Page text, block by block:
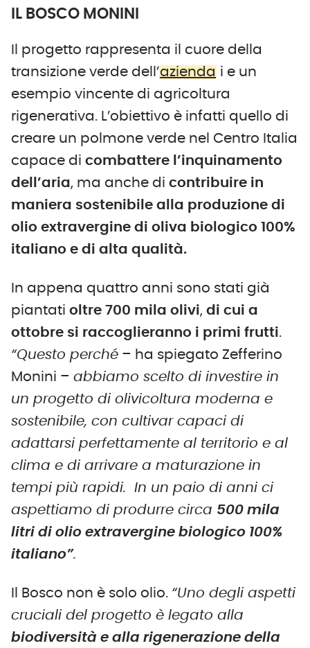
IL BOSCO MONINI
Il progetto rappresenta il cuore della
transizione verde dell’azienda i e un
esempio vincente di agricoltura
rigenerativa. L’obiettivo è infatti quello di
creare un polmone verde nel Centro Italia
capace di combattere l’inquinamento
dell’aria, ma anche di contribuire in
maniera sostenibile alla produzione di
olio extravergine di oliva biologico 100%
italiano e di alta qualità.
In appena quattro anni sono stati già
piantati oltre 700 mila olivi, di cui a
ottobre si raccoglieranno i primi frutti.
“Questo perché – ha spiegato Zefferino
Monini – abbiamo scelto di investire in
un progetto di olivicoltura moderna e
sostenibile, con cultivar capaci di
adattarsi perfettamente al territorio e al
clima e di arrivare a maturazione in
tempi più rapidi. In un paio di anni ci
aspettiamo di produrre circa 500 mila
litri di olio extravergine biologico 100%
italiano”.
Il Bosco non è solo olio. “Uno degli aspetti
cruciali del progetto è legato alla
biodiversità e alla rigenerazione della